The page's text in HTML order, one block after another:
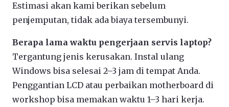
Estimasi akan kami berikan sebelum
penjemputan, tidak ada biaya tersembunyi.
Berapa lama waktu pengerjaan servis laptop?
Tergantung jenis kerusakan. Instal ulang
Windows bisa selesai 2–3 jam di tempat Anda.
Penggantian LCD atau perbaikan motherboard di
workshop bisa memakan waktu 1–3 hari kerja.